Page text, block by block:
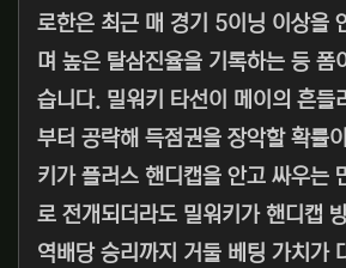
로한은 최근 매 경기 5이닝 이상을
며 높은 탈삼진율을 기록하는 등 폼
습니다. 밀워키 타선이 메이의 흔들
부터 공략해 득점권을 장악할 확률
키가 플러스 핸디캡을 안고 싸우는
로 전개되더라도 밀워키가 핸디캡
역배당 승리까지 거둘 베팅 가치가